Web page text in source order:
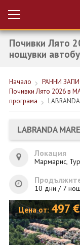
Вход за агенти
НОВА ГОДИНА
НОВА ГОДИНА
ПОЧИВКИ
КРУИЗИ
ЕКЗОТИКА
ОЩЕ
Почивки Лято
нощувки
Начало РАННИ
Почивки Лято 2026 в
програма
LABRANDA
Локация
Мармарис,
10 дни / 7
Цена от: 497 €